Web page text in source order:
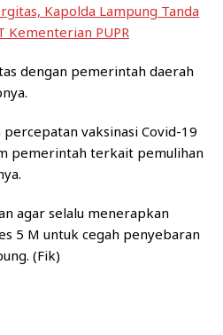
Kapolda Lampung Tanda
Kementerian PUPR
dengan pemerintah daerah
percepatan vaksinasi Covid-19
pemerintah terkait pemulihan
agar selalu menerapkan
5 M untuk cegah penyebaran
(Fik)